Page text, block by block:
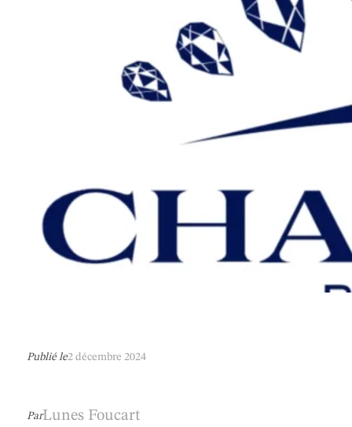
Publié le2 décembre 2024
ParLunes Foucart